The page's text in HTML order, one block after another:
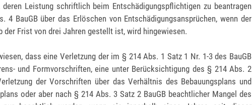
deren Leistung schriftlich beim Entschädigungspflichtigen zu beantragen
4 BauGB über das Erlöschen von Entschädigungsansprüchen, wenn der
der Frist von drei Jahren gestellt ist, wird hingewiesen.
dass eine Verletzung der im § 214 Abs. 1 Satz 1 Nr. 1-3 des BauGB
und Formvorschriften, eine unter Berücksichtigung des § 214 Abs. 2
der Vorschriften über das Verhältnis des Bebauungsplans und
oder aber nach § 214 Abs. 3 Satz 2 BauGB beachtlicher Mangel des